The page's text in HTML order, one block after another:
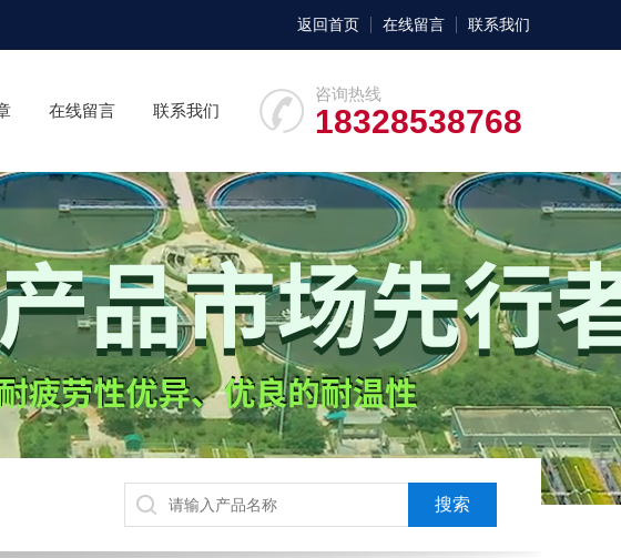
返回首页 在线留言 联系我们
咨询热线
18328538768
在线留言 联系我们